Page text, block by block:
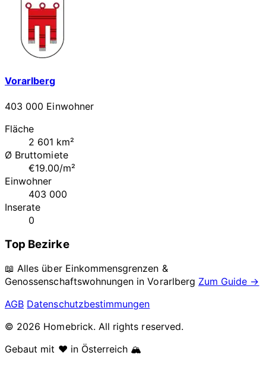
Vorarlberg
403 000 Einwohner
Fläche
2 601 km²
Ø Bruttomiete
€19.00/m²
Einwohner
403 000
Inserate
0
Top Bezirke
📖 Alles über Einkommensgrenzen &
Genossenschaftswohnungen inVorarlberg Zum Guide →
AGB Datenschutzbestimmungen
© 2026 Homebrick. All rights reserved.
Gebaut mit ❤️ in Österreich 🏔️